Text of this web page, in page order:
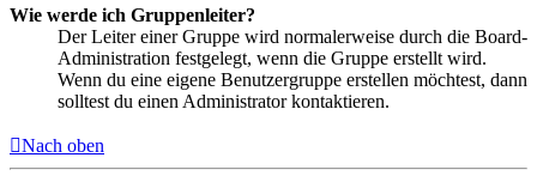
Wie werde ich Gruppenleiter?
Der Leiter einer Gruppe wird normalerweise durch die Board-
Administration festgelegt, wenn die Gruppe erstellt wird.
Wenn du eine eigene Benutzergruppe erstellen möchtest, dann
solltest du einen Administrator kontaktieren.
Nach oben